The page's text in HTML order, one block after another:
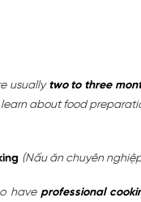
usually two to three
about food
(Nấu ăn chuyên
have professional